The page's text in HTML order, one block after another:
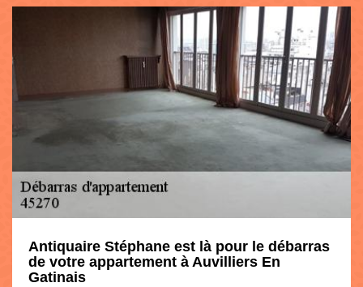
Antiquaire Stéphane est là pour le débarras
de votre appartement à Auvilliers En
Gatinais